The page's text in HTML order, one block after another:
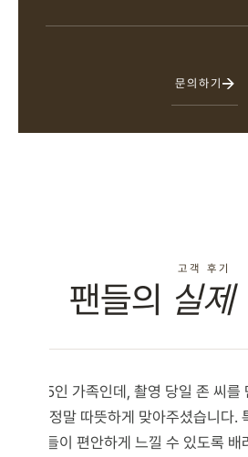
문의하기
고객 후기
팬들의 실제
저희는 5인 가족인데, 촬영 당일 존 씨를
났을 때 정말 따뜻하게 맞아주셨습니다.
히 아이들이 편안하게 느낄 수 있도록 배